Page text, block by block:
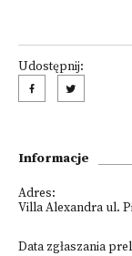
Udostępnij:
Informacje
Adres:
Villa Alexandra ul.
Data zgłaszania